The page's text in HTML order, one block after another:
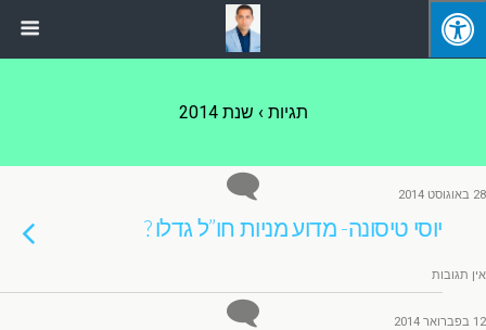
תגיות › שנת 2014
28 באוגוסט 2014
יוסי טיסונה- מדוע מניות חו”ל גדלו ?
אין תגובות
12 בפברואר 2014